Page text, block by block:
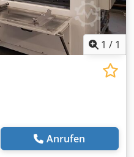
1 / 1
Anrufen